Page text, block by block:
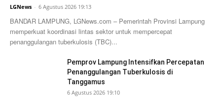
LGNews - 6 Agustus 2026 19:13
BANDAR LAMPUNG, LGNews.com – Pemerintah Provinsi Lampung
memperkuat koordinasi lintas sektor untuk mempercepat
penanggulangan tuberkulosis (TBC)...
Pemprov Lampung Intensifkan Percepatan
Penanggulangan Tuberkulosis di
Tanggamus
6 Agustus 2026 19:10